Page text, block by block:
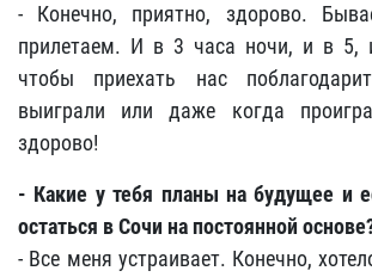
- Конечно, приятно, здорово.
прилетаем. И в 3 часа ночи, и в 5,
чтобы приехать нас
выиграли или даже когда
здорово!
- Какие у тебя планы на будущее и
остаться в Сочи на постоянной
- Все меня устраивает. Конечно,